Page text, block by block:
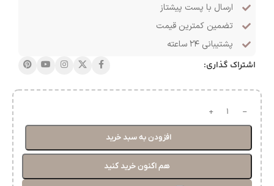
ارسال با پست پیشتاز
تضمین کمترین قیمت
پشتیبانی ۲۴ ساعته
اشتراک گذاری:
افزودن به سبد خرید
هم اکنون خرید کنید